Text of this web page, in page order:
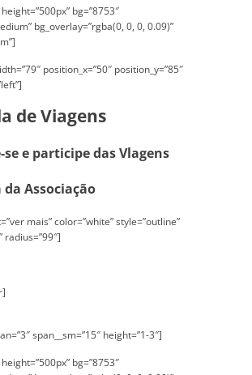
bg=”8753″
bg_overlay=”rgba(0, 0, 0, 0.09)”
position_x=”50″ position_y=”85″
de Viagens
e participe das Vlagens
Associação
mais” color=”white” style=”outline”
radius=”99″]
span__sm=”15″ height=”1-3″]
bg=”8753″